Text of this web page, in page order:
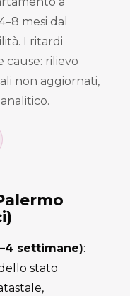
mesi dal
I ritardi
cause: rilievo
non aggiornati,
settimane):
stato